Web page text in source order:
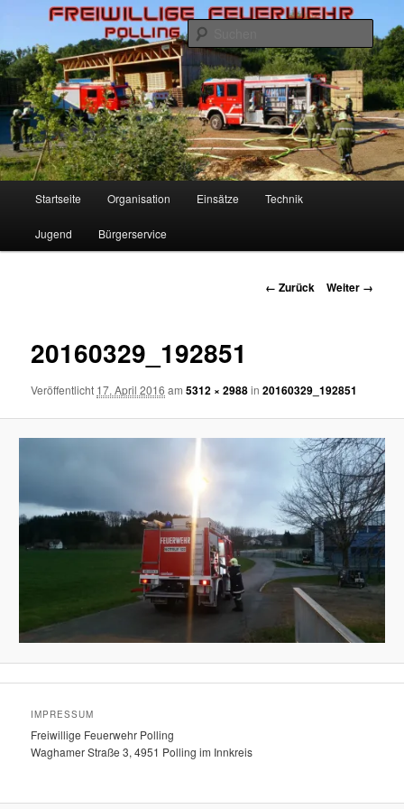
wechseln
Freiwillige Feuerwehr Polling
Startseite Organisation Einsätze Technik
Jugend Bürgerservice
Bilder-
← Zurück Weiter →
20160329_192851
Veröffentlicht 17. April 2016 am5312 × 2988in20160329_192851
IMPRESSUM
Freiwillige Feuerwehr Polling
Waghamer Straße 3, 4951 Polling im Innkreis